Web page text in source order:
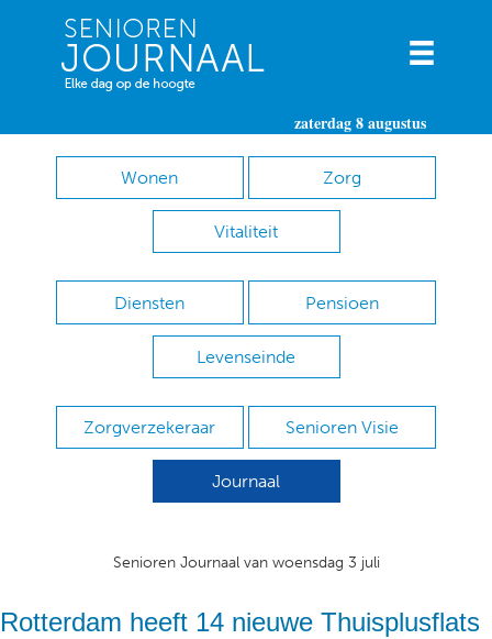
zaterdag 8 augustus
Wonen Zorg
Vitaliteit
Diensten Pensioen
Levenseinde
Zorgverzekeraar Senioren Visie
Journaal
Senioren Journaal van woensdag 3 juli
Rotterdam heeft 14 nieuwe Thuisplusflats